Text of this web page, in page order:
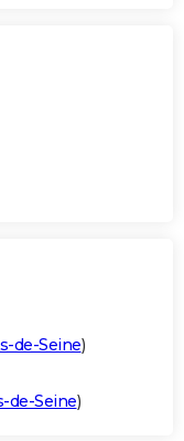
de-Seine)
de-Seine)